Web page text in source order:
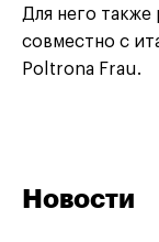
Для него также
совместно с
Poltrona Frau.
Новости